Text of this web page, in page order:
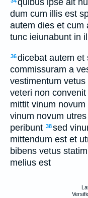
dum cum illis est
autem dies et cum
tunc ieiunabunt in
36dicebat autem et
commissuram a
vestimentum
veteri non
mittit vinum
vinum novum
peribunt 38sed
mittendum est et
bibens vetus
melius est